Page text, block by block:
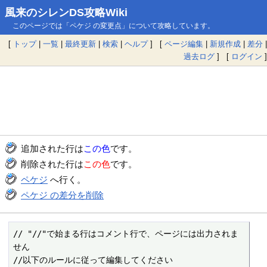
風来のシレンDS攻略Wiki
このページでは「ペケジ の変更点」について攻略しています。
[ トップ| 一覧 | 最終更新 | 検索 | ヘルプ] [ ページ編集 | 新規作成 | 差分 |
過去ログ ] [ ログイン ]
追加された行はこの色です。
削除された行はこの色です。
ペケジ へ行く。
ペケジ の差分を削除
// "//"で始まる行はコメント行で、ページには出力されま
せん
//以下のルールに従って編集してください